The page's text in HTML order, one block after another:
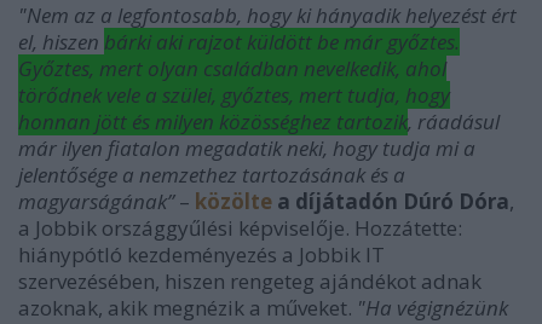
"Nem az a legfontosabb, hogy ki hányadik helyezést ért
el, hiszen bárki aki rajzot küldött be már győztes.
Győztes, mert olyan családban nevelkedik, ahol
törődnek vele a szülei, győztes, mert tudja, hogy
honnan jött és milyen közösséghez tartozik, ráadásul
már ilyen fiatalon megadatik neki, hogy tudja mi a
jelentősége a nemzethez tartozásának és a
magyarságának”– közölte a díjátadón Dúró Dóra,
a Jobbik országgyűlési képviselője. Hozzátette:
hiánypótló kezdeményezés a Jobbik IT
szervezésében, hiszen rengeteg ajándékot adnak
azoknak, akik megnézik a műveket. "Ha végignézünk